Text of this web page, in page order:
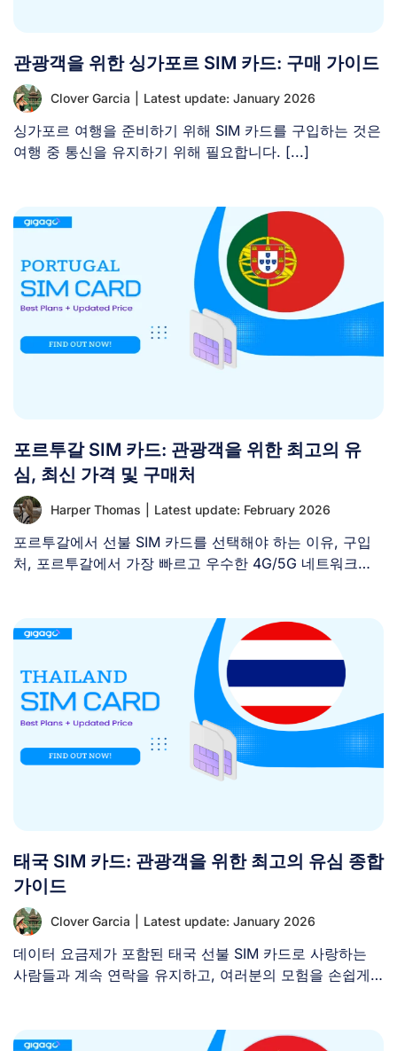
관광객을 위한 싱가포르 SIM 카드: 구매 가이드
Clover Garcia Latest update: January 2026
싱가포르 여행을 준비하기 위해 SIM 카드를 구입하는 것은
여행 중 통신을 유지하기 위해 필요합니다. [...]
포르투갈 SIM 카드: 관광객을 위한 최고의 유
심, 최신 가격 및 구매처
Harper Thomas Latest update: February 2026
포르투갈에서 선불 SIM 카드를 선택해야 하는 이유, 구입
처, 포르투갈에서 가장 빠르고 우수한 4G/5G 네트워크를
태국 SIM 카드: 관광객을 위한 최고의 유심 종합
가이드
Clover Garcia Latest update: January 2026
데이터 요금제가 포함된 태국 선불 SIM 카드로 사랑하는
사람들과 계속 연락을 유지하고, 여러분의 모험을 손쉽게